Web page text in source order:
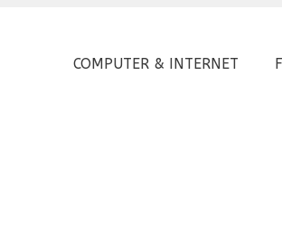
COMPUTER & INTERNET